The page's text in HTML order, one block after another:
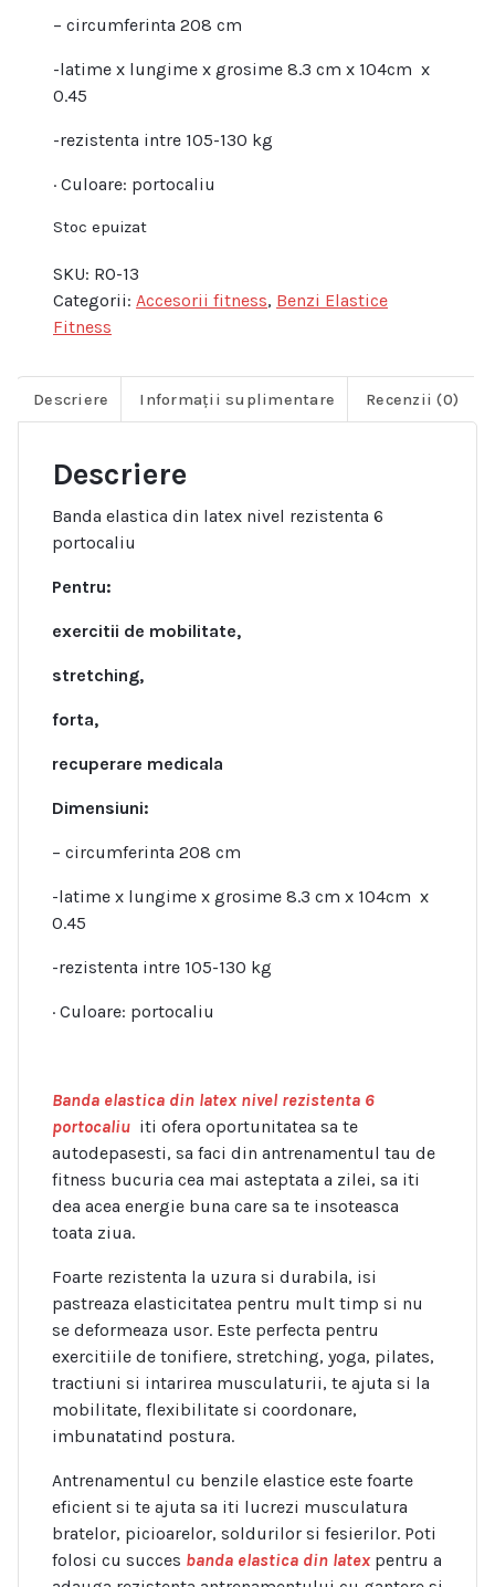
350,00 lei.
– circumferinta 208 cm
-latime x lungime x grosime 8.3 cm x 104cm x
0.45
-rezistenta intre 105-130 kg
· Culoare: portocaliu
Stoc epuizat
SKU: RO-13
Categorii: Accesorii fitness, Benzi Elastice
Fitness
Descriere Informații suplimentare Recenzii (0)
Descriere
Banda elastica din latex nivel rezistenta 6
portocaliu
Pentru:
exercitii de mobilitate,
stretching,
forta,
recuperare medicala
Dimensiuni:
– circumferinta 208 cm
-latime x lungime x grosime 8.3 cm x 104cm x
0.45
-rezistenta intre 105-130 kg
· Culoare: portocaliu
Banda elastica din latex nivel rezistenta 6
portocaliu iti ofera oportunitatea sa te
autodepasesti, sa faci din antrenamentul tau de
fitness bucuria cea mai asteptata a zilei, sa iti
dea acea energie buna care sa te insoteasca
toata ziua.
Foarte rezistenta la uzura si durabila, isi
pastreaza elasticitatea pentru mult timp si nu
se deformeaza usor. Este perfecta pentru
exercitiile de tonifiere, stretching, yoga, pilates,
tractiuni si intarirea musculaturii, te ajuta si la
mobilitate, flexibilitate si coordonare,
imbunatatind postura.
Antrenamentul cu benzile elastice este foarte
eficient si te ajuta sa iti lucrezi musculatura
bratelor, picioarelor, soldurilor si fesierilor. Poti
folosi cu succes banda elastica din latexpentru a